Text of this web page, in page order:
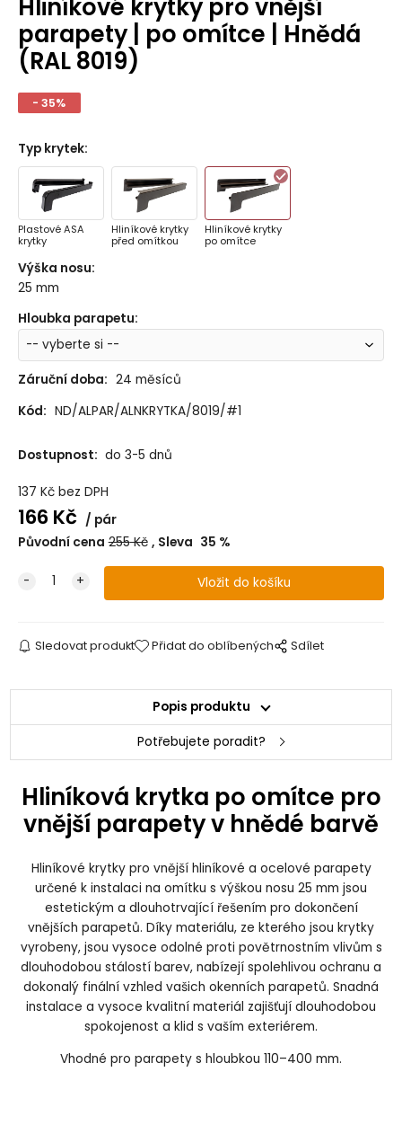
Hliníkové krytky pro vnější
parapety | po omítce | Hnědá
(RAL 8019)
- 35%
Typ krytek:
Plastové ASA
krytky
Hliníkové krytky
před omítkou
Hliníkové krytky
po omítce
Výška nosu:
25 mm
Hloubka parapetu:
Záruční doba: 24 měsíců
Kód: ND/ALPAR/ALNKRYTKA/8019/#1
Dostupnost: do 3-5 dnů
137 Kč bez DPH
166 Kč
pár
Původní cena 255Kč Sleva 35 %
Sledovat produkt Přidat do oblíbených Sdílet
Popis produktu
Potřebujete poradit?
Hliníková krytka po omítce pro
vnější parapety v hnědé barvě
Hliníkové krytky pro vnější hliníkové a ocelové parapety
určené k instalaci na omítku s výškou nosu 25 mm jsou
estetickým a dlouhotrvající řešením pro dokončení
vnějších parapetů. Díky materiálu, ze kterého jsou krytky
vyrobeny, jsou vysoce odolné proti povětrnostním vlivům s
dlouhodobou stálostí barev, nabízejí spolehlivou ochranu a
dokonalý finální vzhled vašich okenních parapetů. Snadná
instalace a vysoce kvalitní materiál zajišťují dlouhodobou
spokojenost a klid s vaším exteriérem.
Vhodné pro parapety s hloubkou 110–400 mm.